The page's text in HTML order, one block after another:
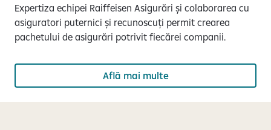
Expertiza echipei Raiffeisen Asigurări și colaborarea cu
asiguratori puternici și recunoscuți permit crearea
pachetului de asigurări potrivit fiecărei companii.
Află mai multe